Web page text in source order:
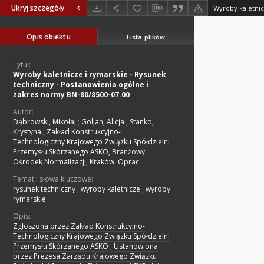
Ukryj szczegóły
Opis obiektu Lista plików
Tytuł:
Wyroby kaletnicze i rymarskie - Rysunek
techniczny - Postanowienia ogólne i
zakres normy BN-80/8500-07.00
Autor:
Dąbrowski, Mikołaj ; Goljan, Alicja ; Stanko,
Krystyna ; Zakład Konstrukcyjno-
Technologiczny Krajowego Związku Spółdzielni
Przemysłu Skórzanego ASKO, Branżowy
Ośrodek Normalizacji, Kraków. Oprac.
Temat i słowa kluczowe:
rysunek techniczny ; wyroby kaletnicze ; wyroby
rymarskie
Opis:
Zgłoszona przez Zakład Konstrukcyjno-
Technologiczny Krajowego Związku Spółdzielni
Przemysłu Skórzanego ASKO ; Ustanowiona
przez Prezesa Zarządu Krajowego Związku